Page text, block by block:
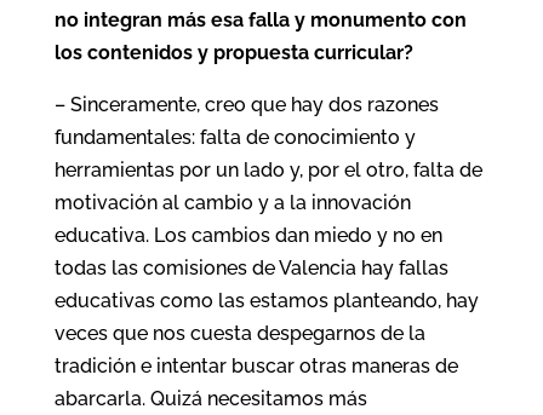
no integran más esa falla y monumento con
los contenidos y propuesta curricular?
– Sinceramente, creo que hay dos razones
fundamentales: falta de conocimiento y
herramientas por un lado y, por el otro, falta de
motivación al cambio y a la innovación
educativa. Los cambios dan miedo y no en
todas las comisiones de Valencia hay fallas
educativas como las estamos planteando, hay
veces que nos cuesta despegarnos de la
tradición e intentar buscar otras maneras de
abarcarla. Quizá necesitamos más